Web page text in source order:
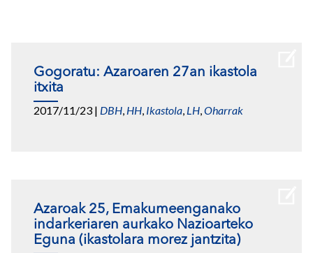
Gogoratu: Azaroaren 27an ikastola
itxita
2017/11/23 | DBH, HH, Ikastola, LH,Oharrak
Azaroak 25, Emakumeenganako
indarkeriaren aurkako Nazioarteko
Eguna (ikastolara morez jantzita)